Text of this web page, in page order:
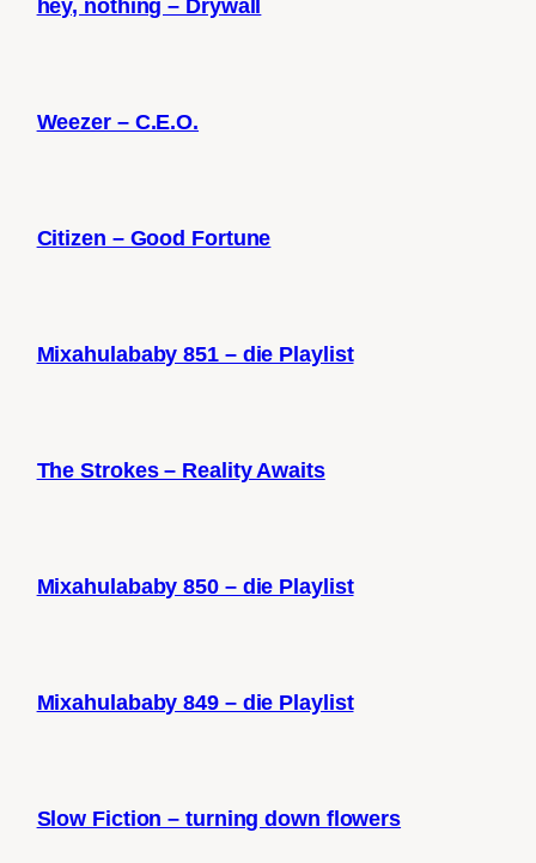
hey, nothing – Drywall
Weezer – C.E.O.
Citizen – Good Fortune
Mixahulababy 851 – die Playlist
The Strokes – Reality Awaits
Mixahulababy 850 – die Playlist
Mixahulababy 849 – die Playlist
Slow Fiction – turning down flowers